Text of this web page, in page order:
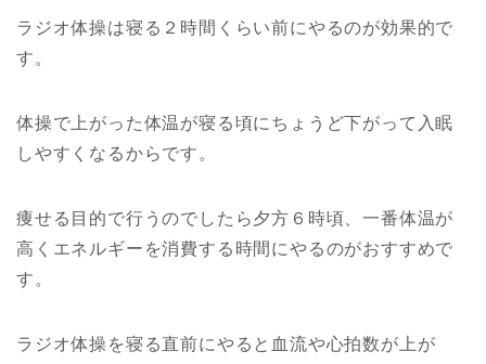
ラジオ体操は寝る２時間くらい前にやるのが効果的で
す。
体操で上がった体温が寝る頃にちょうど下がって入眠
しやすくなるからです。
痩せる目的で行うのでしたら夕方６時頃、一番体温が
高くエネルギーを消費する時間にやるのがおすすめで
す。
ラジオ体操を寝る直前にやると血流や心拍数が上が